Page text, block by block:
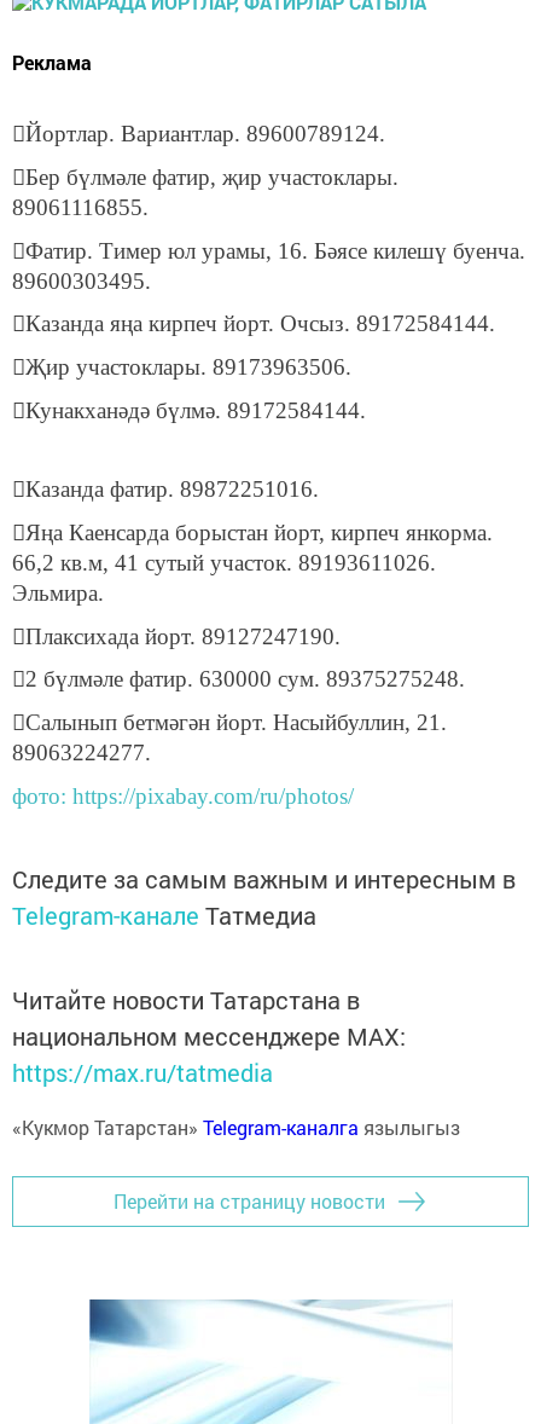
Реклама
Йортлар. Вариантлар. 89600789124.
Бер бүлмәле фатир, җир участоклары.
89061116855.
Фатир. Тимер юл урамы, 16. Бәясе килешү буенча.
89600303495.
Казанда яңа кирпеч йорт. Очсыз. 89172584144.
Җир участоклары. 89173963506.
Кунакханәдә бүлмә. 89172584144.
Казанда фатир. 89872251016.
Яңа Каенсарда борыстан йорт, кирпеч янкорма.
66,2 кв.м, 41 сутый участок. 89193611026.
Эльмира.
Плаксихада йорт. 89127247190.
2 бүлмәле фатир. 630000 сум. 89375275248.
Салынып бетмәгән йорт. Насыйбуллин, 21.
89063224277.
фото: https://pixabay.com/ru/photos/
Следите за самым важным и интересным в
Telegram-канале Татмедиа
Читайте новости Татарстана в
национальном мессенджере MАХ:
https://max.ru/tatmedia
«Кукмор Татарстан» Telegram-каналга язылыгыз
Перейти на страницу новости